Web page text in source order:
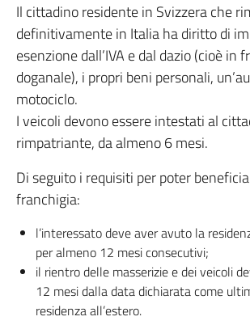
Il cittadino residente in Svizzera che
definitivamente in Italia ha diritto di
esenzione dall’IVA e dal dazio (cioè in
doganale), i propri beni personali,
motociclo.
I veicoli devono essere intestati al
rimpatriante, da almeno 6 mesi.
Di seguito i requisiti per poter
franchigia:
l’interessato deve aver avuto la
per almeno 12 mesi consecutivi;
il rientro delle masserizie e dei veicoli
12 mesi dalla data dichiarata come
residenza all’estero.